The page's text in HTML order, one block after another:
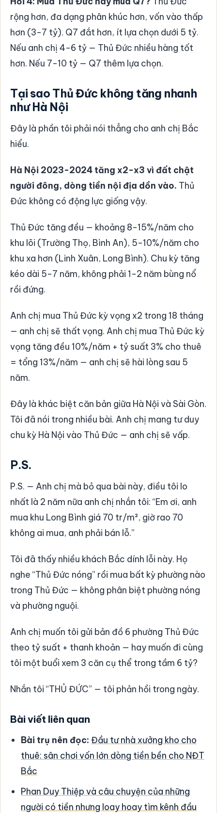
rộng hơn, đa dạng phân khúc hơn, vốn vào thấp
hơn (3-7 tỷ). Q7 đắt hơn, ít lựa chọn dưới 5 tỷ.
Nếu anh chị 4-6 tỷ — Thủ Đức nhiều hàng tốt
hơn. Nếu 7-10 tỷ — Q7 thêm lựa chọn.
Tại sao Thủ Đức không tăng nhanh
như Hà Nội
Đây là phần tôi phải nói thẳng cho anh chị Bắc
hiểu.
Hà Nội 2023-2024 tăng x2-x3 vì đất chật
người đông, dòng tiền nội địa dồn vào. Thủ
Đức không có động lực giống vậy.
Thủ Đức tăng đều — khoảng 8-15%/năm cho
khu lõi (Trường Thọ, Bình An), 5-10%/năm cho
khu xa hơn (Linh Xuân, Long Bình). Chu kỳ tăng
kéo dài 5-7 năm, không phải 1-2 năm bùng nổ
rồi đứng.
Anh chị mua Thủ Đức kỳ vọng x2 trong 18 tháng
— anh chị sẽ thất vọng. Anh chị mua Thủ Đức kỳ
vọng tăng đều 10%/năm + tỷ suất 3% cho thuê
= tổng 13%/năm — anh chị sẽ hài lòng sau 5
năm.
Đây là khác biệt căn bản giữa Hà Nội và Sài Gòn.
Tôi đã nói trong nhiều bài. Anh chị mang tư duy
chu kỳ Hà Nội vào Thủ Đức — anh chị sẽ vấp.
P.S.
P.S. — Anh chị mà bỏ qua bài này, điều tôi lo
nhất là 2 năm nữa anh chị nhắn tôi: “Em ơi, anh
mua khu Long Bình giá 70 tr/m², giờ rao 70
không ai mua, anh phải bán lỗ.”
Tôi đã thấy nhiều khách Bắc dính lỗi này. Họ
nghe “Thủ Đức nóng” rồi mua bất kỳ phường nào
trong Thủ Đức — không phân biệt phường nóng
và phường nguội.
Anh chị muốn tôi gửi bản đồ 6 phường Thủ Đức
theo tỷ suất + thanh khoản — hay muốn đi cùng
tôi một buổi xem 3 căn cụ thể trong tầm 6 tỷ?
Nhắn tôi “THỦ ĐỨC” — tôi phản hồi trong ngày.
Bài viết liên quan
Bài trụ nên đọc: Đầu tư nhà xưởng kho cho
thuê: sân chơi vốn lớn dòng tiền bền cho NĐT
Bắc
Phan Duy Thiệp và câu chuyện của những
người có tiền nhưng loay hoay tìm kênh đầu